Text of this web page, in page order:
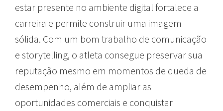
estar presente no ambiente digital fortalece a
carreira e permite construir uma imagem
sólida. Com um bom trabalho de comunicação
e storytelling, o atleta consegue preservar sua
reputação mesmo em momentos de queda de
desempenho, além de ampliar as
oportunidades comerciais e conquistar